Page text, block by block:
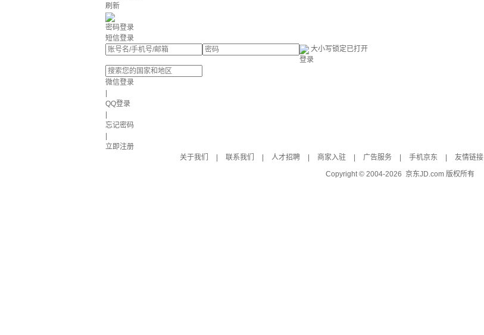
刷新
密码登录
短信登录
大小写锁定已打开
登录
微信登录
QQ登录
忘记密码
立即注册
关于我们
联系我们 人才招聘 商家入驻 广告服务 手机京东 友情链接
Copyright © 2004-2026 京东JD.com 版权所有